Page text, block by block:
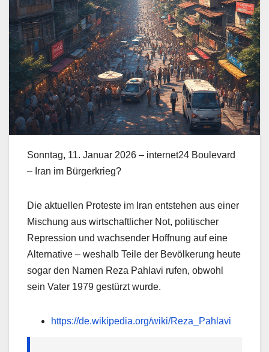
Sonntag, 11. Januar 2026 – internet24 Boulevard
– Iran im Bürgerkrieg?
Die aktuellen Proteste im Iran entstehen aus einer
Mischung aus wirtschaftlicher Not, politischer
Repression und wachsender Hoffnung auf eine
Alternative – weshalb Teile der Bevölkerung heute
sogar den Namen Reza Pahlavi rufen, obwohl
sein Vater 1979 gestürzt wurde.
https://de.wikipedia.org/wiki/Reza_Pahlavi